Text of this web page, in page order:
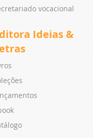
vocacional
Ideias &